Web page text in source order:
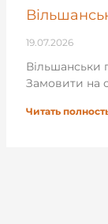
19.07.2026
Вільшанськи
Замовити на
Читать